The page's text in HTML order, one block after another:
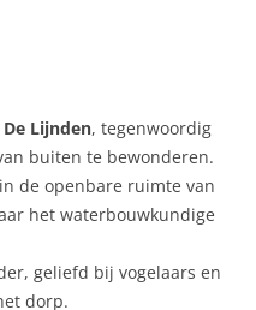
De Lijnden, tegenwoordig
buiten te bewonderen.
de openbare ruimte van
het waterbouwkundige
geliefd bij vogelaars en
dorp.